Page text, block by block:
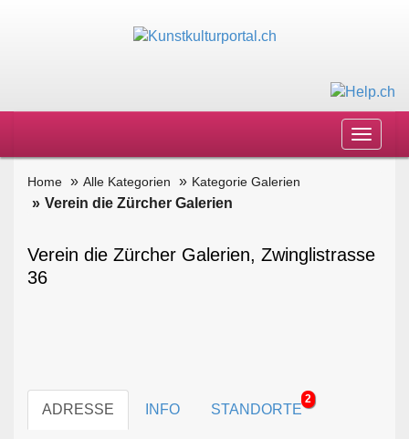
Toggle
Home Alle Kategorien Kategorie Galerien
Verein die Zürcher Galerien
Verein die Zürcher Galerien, Zwinglistrasse
36
ADRESSE INFO STANDORTE
2